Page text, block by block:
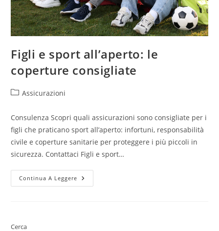
Figli e sport all’aperto: le
coperture consigliate
Assicurazioni
Consulenza Scopri quali assicurazioni sono consigliate per i
figli che praticano sport all’aperto: infortuni, responsabilità
civile e coperture sanitarie per proteggere i più piccoli in
sicurezza. Contattaci Figli e sport…
Continua A Leggere
Cerca